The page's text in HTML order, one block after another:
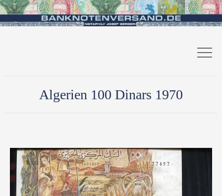
Algerien 100 Dinars 1970